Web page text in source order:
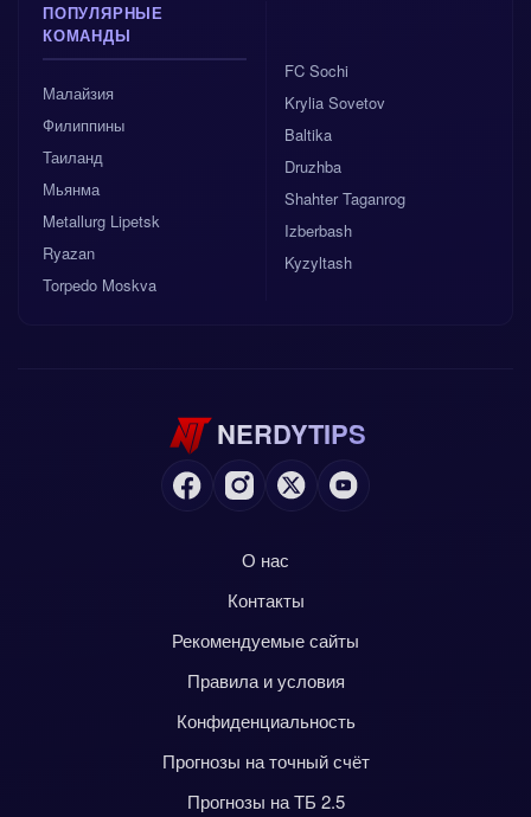
ПОПУЛЯРНЫЕ
КОМАНДЫ
Малайзия
Филиппины
Таиланд
Мьянма
Metallurg Lipetsk
Ryazan
Torpedo Moskva
FC Sochi
Krylia Sovetov
Baltika
Druzhba
Shahter Taganrog
Izberbash
Kyzyltash
NERDYTIPS
О нас
Контакты
Рекомендуемые сайты
Правила и условия
Конфиденциальность
Прогнозы на точный счёт
Прогнозы на ТБ 2.5